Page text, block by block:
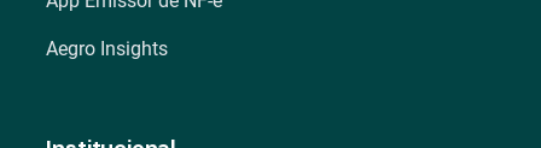
Aegro Insights